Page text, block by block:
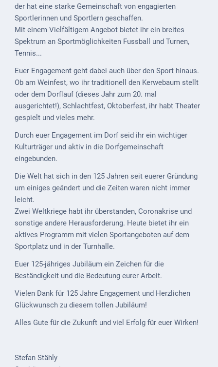
Kontakt
Veranstaltungen
und Events
Freizeit
Feste
feiern
Radfahren
Musikschule
und VHS
Kalender
Wein &
Genuss
Fest um
den
Weinprinzessin
Wein- &
der hat eine starke Gemeinschaft von engagierten
Sportlerinnen und Sportlern geschaffen.
Mit einem Vielfältigem Angebot bietet ihr ein breites
Spektrum an Sportmöglichkeiten Fussball und Turnen,
Tennis...
Euer Engagement geht dabei auch über den Sport hinaus.
Ob am Weinfest, wo ihr traditionell den Kerwebaum stellt
oder dem Dorflauf (dieses Jahr zum 20. mal
ausgerichtet!), Schlachtfest, Oktoberfest, ihr habt Theater
gespielt und vieles mehr.
Durch euer Engagement im Dorf seid ihr ein wichtiger
Kulturträger und aktiv in die Dorfgemeinschaft
eingebunden.
Die Welt hat sich in den 125 Jahren seit euerer Gründung
um einiges geändert und die Zeiten waren nicht immer
leicht.
Zwei Weltkriege habt ihr überstanden, Coronakrise und
sonstige andere Herausforderung. Heute bietet ihr ein
aktives Programm mit vielen Sportangeboten auf dem
Sportplatz und in der Turnhalle.
Euer 125-jähriges Jubiläum ein Zeichen für die
Beständigkeit und die Bedeutung eurer Arbeit.
Vielen Dank für 125 Jahre Engagement und Herzlichen
Glückwunsch zu diesem tollen Jubiläum!
Alles Gute für die Zukunft und viel Erfolg für euer Wirken!
Stefan Stähly